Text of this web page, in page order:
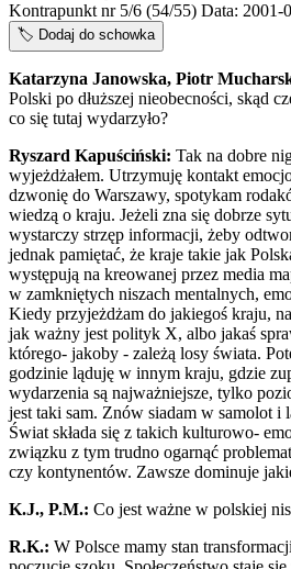
Kontrapunkt nr 5/6 (54/55) Data: 2001-
🏷️ Dodaj do schowka
Katarzyna Janowska, Piotr
Polski po dłuższej nieobecności, skąd
co się tutaj wydarzyło?
Ryszard Kapuściński: Tak na dobre
wyjeżdżałem. Utrzymuję kontakt
dzwonię do Warszawy, spotykam
wiedzą o kraju. Jeżeli zna się dobrze
wystarczy strzęp informacji, żeby
jednak pamiętać, że kraje takie jak
występują na kreowanej przez media
w zamkniętych niszach mentalnych,
Kiedy przyjeżdżam do jakiegoś kraju,
jak ważny jest polityk X, albo jakaś
którego- jakoby - zależą losy świata.
godzinie ląduję w innym kraju, gdzie
wydarzenia są najważniejsze, tylko
jest taki sam. Znów siadam w samolot i
Świat składa się z takich kulturowo-
związku z tym trudno ogarnąć
czy kontynentów. Zawsze dominuje
K.J., P.M.: Co jest ważne w polskiej
R.K.: W Polsce mamy stan